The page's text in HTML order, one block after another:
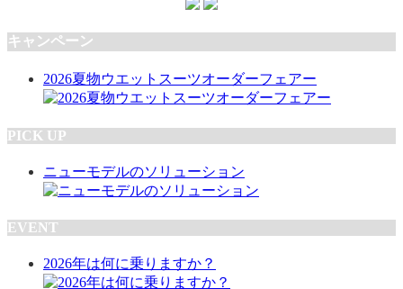
キャンペーン
2026夏物ウエットスーツオーダーフェアー
PICK UP
ニューモデルのソリューション
EVENT
2026年は何に乗りますか？